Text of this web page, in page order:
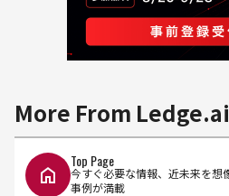
More From Ledge.ai
Top Page
今すぐ必要な情報、近未来を想
事例が満載